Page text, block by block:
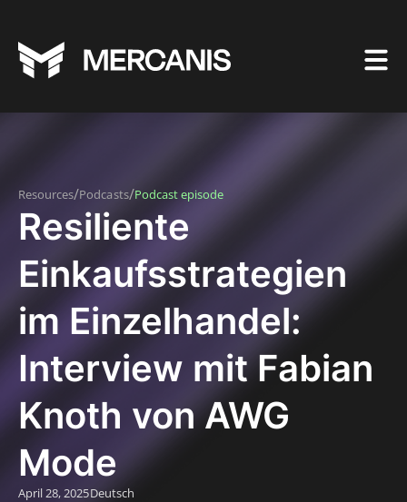
Resources/Podcasts/Podcast episode
Resiliente
Einkaufsstrategien
im Einzelhandel:
Interview mit Fabian
Knoth von AWG
Mode
April 28, 2025Deutsch